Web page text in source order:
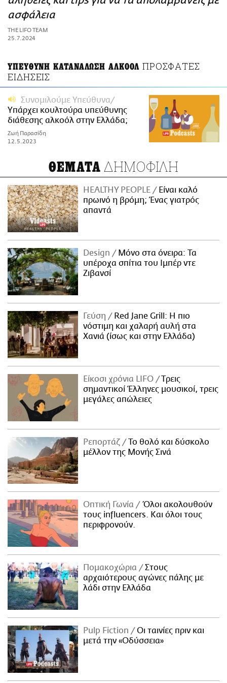
ΑΜΠΑ
PRINT
ασφάλεια
THE LIFO TEAM
25.7.2024
ΥΠΕΥΘΥΝΗ ΚΑΤΑΝΑΛΩΣΗ ΑΛΚΟΟΛ ΠΡΟΣΦΑΤΕΣ
ΕΙΔΗΣΕΙΣ
Συνομιλούμε Υπεύθυνα
Yπάρχει κουλτούρα υπεύθυνης
διάθεσης αλκοόλ στην Ελλάδα;
Ζωή Παρασίδη
12.5.2023
ΘΕΜΑΤΑ ΔΗΜΟΦΙΛΗ
HEALTHY PEOPLE
Είναι καλό
πρωινό η βρόμη; Ένας γιατρός
απαντά
Design
Μόνο στα όνειρα: Τα
υπέροχα σπίτια του Ιμπέρ ντε
Ζιβανσί
Γεύση
Red Jane Grill: Η πιο
νόστιμη και χαλαρή αυλή στα
Χανιά (ίσως και στην Ελλάδα)
Είκοσι χρόνια LIFO
Tρεις
σημαντικοί Έλληνες μουσικοί, τρεις
μεγάλες απώλειες
Ρεπορτάζ
Το θολό και δύσκολο
μέλλον της Μονής Σινά
Οπτική Γωνία
Όλοι ακολουθούν
τους influencers. Και όλοι τους
περιφρονούν.
Πομακοχώρια
Στους
αρχαιότερους αγώνες πάλης με
λάδι στην Ελλάδα
Pulp Fiction
Οι ταινίες πριν και
μετά την «Οδύσσεια»